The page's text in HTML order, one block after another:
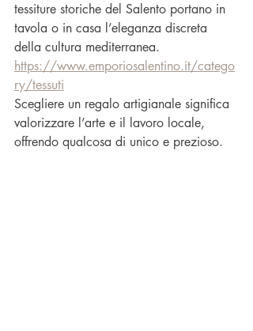
tessiture storiche del Salento portano in
tavola o in casa l’eleganza discreta
della cultura mediterranea.
https://www.emporiosalentino.it/catego
ry/tessuti
Scegliere un regalo artigianale significa
valorizzare l’arte e il lavoro locale,
offrendo qualcosa di unico e prezioso.